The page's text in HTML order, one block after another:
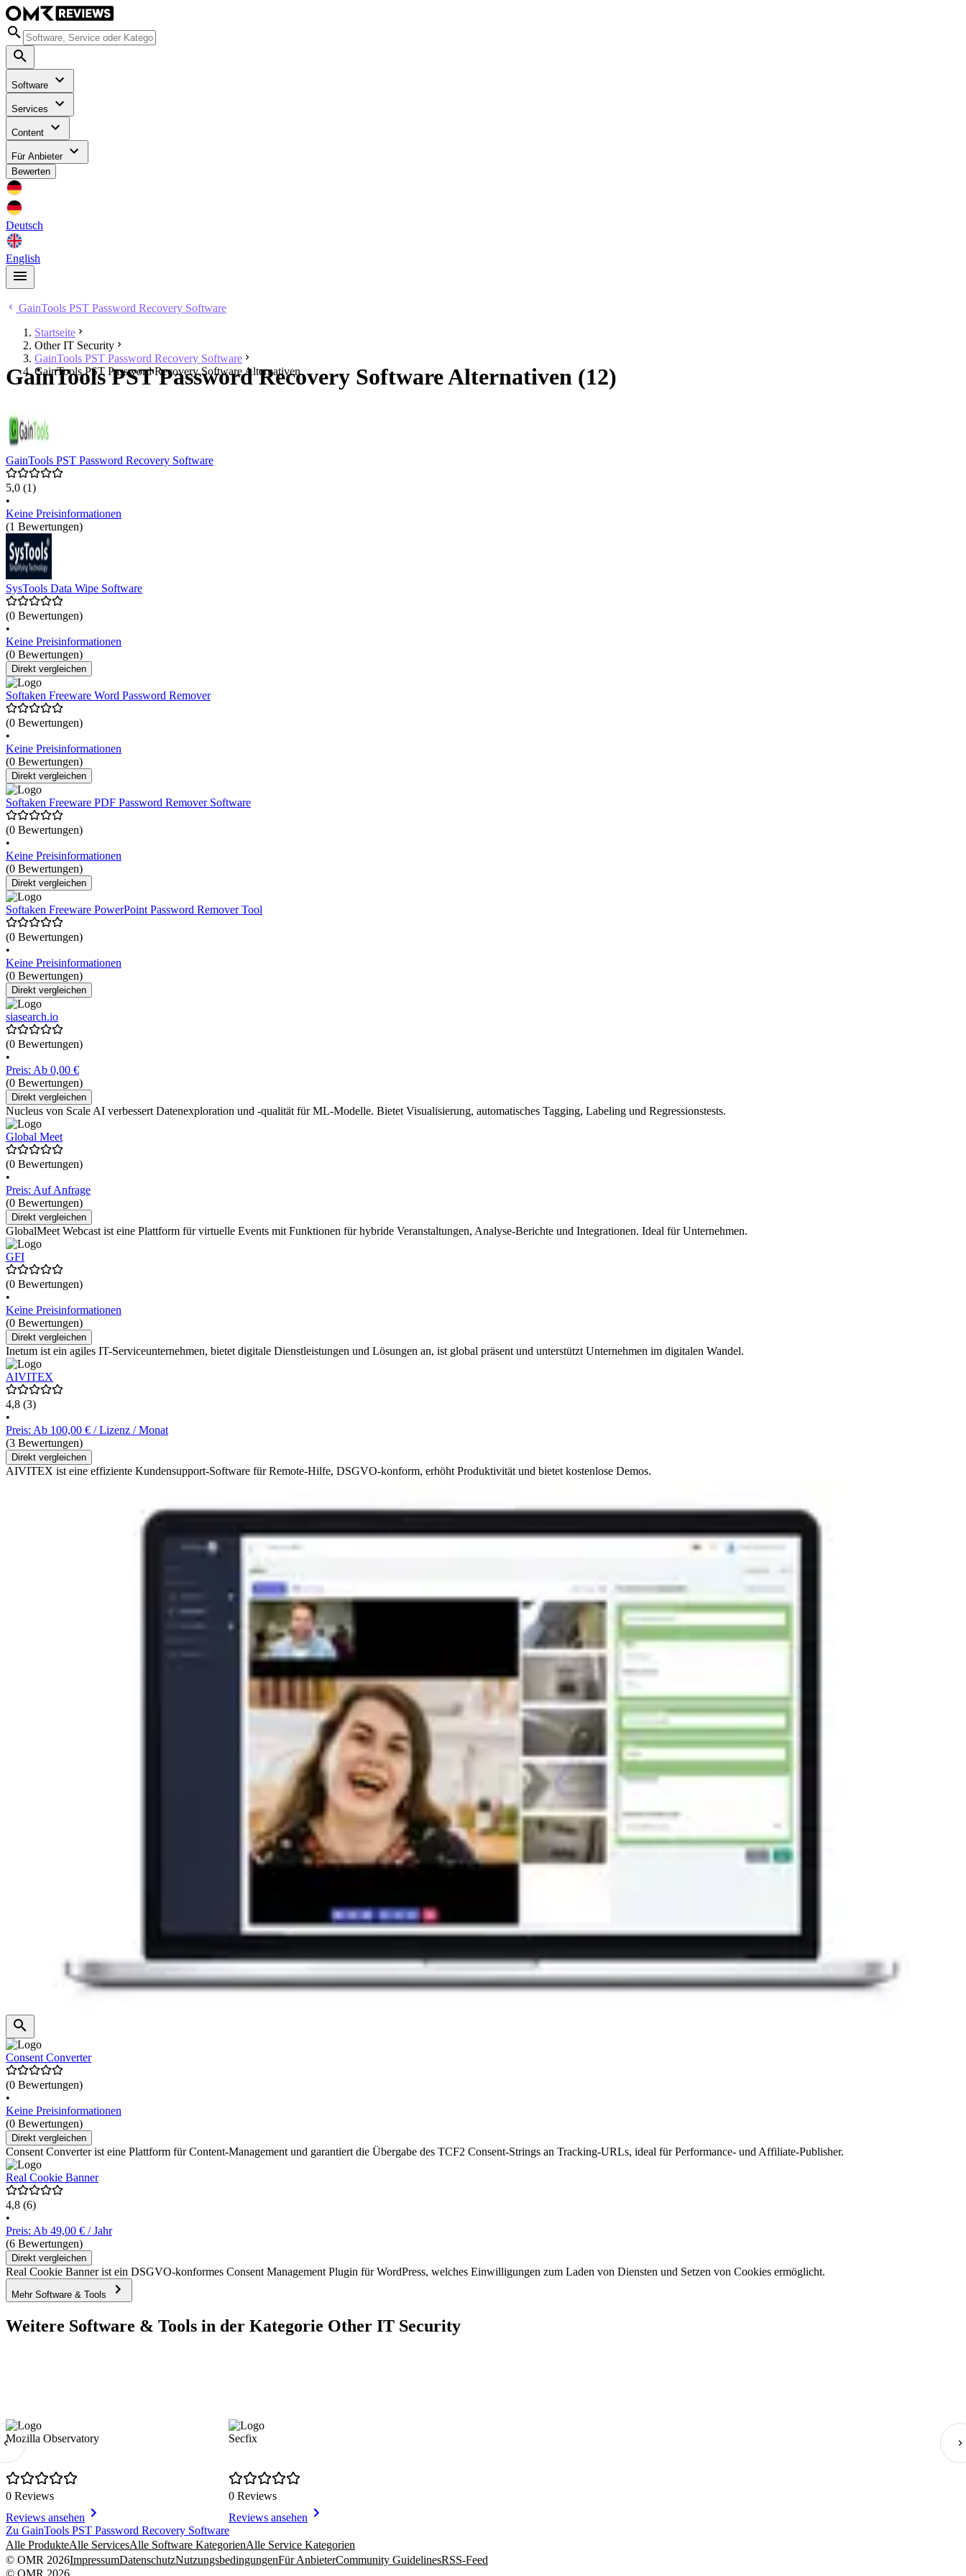
Software
Services
Content
Für Anbieter
Bewerten
Deutsch
English
GainTools PST Password Recovery Software
Startseite
Other IT Security
GainTools PST Password Recovery Software
GainTools PST Password Recovery Software Alternativen
GainTools PST Password Recovery Software Alternativen (12)
GainTools PST Password Recovery Software
5,0 (1)
•
Keine Preisinformationen
(1 Bewertungen)
SysTools Data Wipe Software
(0 Bewertungen)
•
Keine Preisinformationen
(0 Bewertungen)
Direkt vergleichen
Softaken Freeware Word Password Remover
(0 Bewertungen)
•
Keine Preisinformationen
(0 Bewertungen)
Direkt vergleichen
Softaken Freeware PDF Password Remover Software
(0 Bewertungen)
•
Keine Preisinformationen
(0 Bewertungen)
Direkt vergleichen
Softaken Freeware PowerPoint Password Remover Tool
(0 Bewertungen)
•
Keine Preisinformationen
(0 Bewertungen)
Direkt vergleichen
siasearch.io
(0 Bewertungen)
•
Preis: Ab 0,00 €
(0 Bewertungen)
Direkt vergleichen
Nucleus von Scale AI verbessert Datenexploration und -qualität für ML-Modelle. Bietet Visualisierung, automatisches Tagging, Labeling und Regressionstests.
Global Meet
(0 Bewertungen)
•
Preis: Auf Anfrage
(0 Bewertungen)
Direkt vergleichen
GlobalMeet Webcast ist eine Plattform für virtuelle Events mit Funktionen für hybride Veranstaltungen, Analyse-Berichte und Integrationen. Ideal für Unternehmen.
GFI
(0 Bewertungen)
•
Keine Preisinformationen
(0 Bewertungen)
Direkt vergleichen
Inetum ist ein agiles IT-Serviceunternehmen, bietet digitale Dienstleistungen und Lösungen an, ist global präsent und unterstützt Unternehmen im digitalen Wandel.
AIVITEX
4,8 (3)
•
Preis: Ab 100,00 € / Lizenz / Monat
(3 Bewertungen)
Direkt vergleichen
AIVITEX ist eine effiziente Kundensupport-Software für Remote-Hilfe, DSGVO-konform, erhöht Produktivität und bietet kostenlose Demos.
Consent Converter
(0 Bewertungen)
•
Keine Preisinformationen
(0 Bewertungen)
Direkt vergleichen
Consent Converter ist eine Plattform für Content-Management und garantiert die Übergabe des TCF2 Consent-Strings an Tracking-URLs, ideal für Performance- und Affiliate-Publisher.
Real Cookie Banner
4,8 (6)
•
Preis: Ab 49,00 € / Jahr
(6 Bewertungen)
Direkt vergleichen
Real Cookie Banner ist ein DSGVO-konformes Consent Management Plugin für WordPress, welches Einwilligungen zum Laden von Diensten und Setzen von Cookies ermöglicht.
Mehr Software & Tools
Weitere Software & Tools in der Kategorie Other IT Security
Mozilla Observatory
0 Reviews
Reviews ansehen
Secfix
0 Reviews
Reviews ansehen
Item
1
of
2
Zu GainTools PST Password Recovery Software
Alle ProdukteAlle ServicesAlle Software KategorienAlle Service Kategorien
© OMR 2026ImpressumDatenschutzNutzungsbedingungenFür AnbieterCommunity GuidelinesRSS-Feed
© OMR 2026